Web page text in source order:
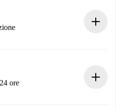
in anticipo.
ore